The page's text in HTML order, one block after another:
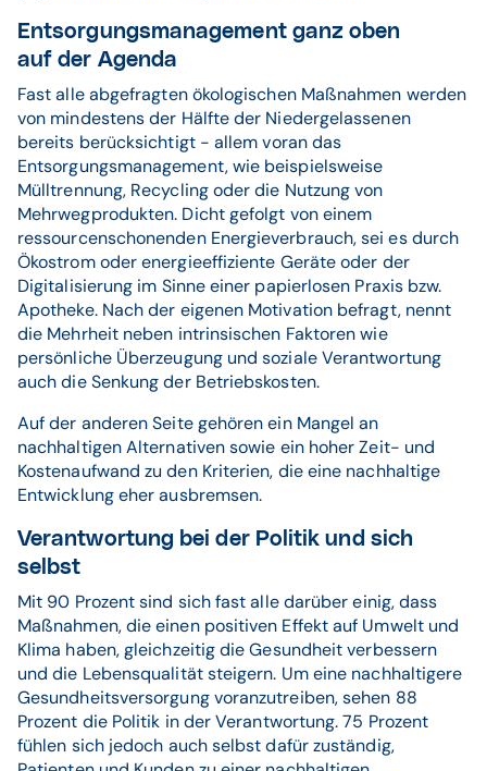
Entsorgungsmanagement ganz oben
auf der Agenda
Fast alle abgefragten ökologischen Maßnahmen werden
von mindestens der Hälfte der Niedergelassenen
bereits berücksichtigt - allem voran das
Entsorgungsmanagement, wie beispielsweise
Mülltrennung, Recycling oder die Nutzung von
Mehrwegprodukten. Dicht gefolgt von einem
ressourcenschonenden Energieverbrauch, sei es durch
Ökostrom oder energieeffiziente Geräte oder der
Digitalisierung im Sinne einer papierlosen Praxis bzw.
Apotheke. Nach der eigenen Motivation befragt, nennt
die Mehrheit neben intrinsischen Faktoren wie
persönliche Überzeugung und soziale Verantwortung
auch die Senkung der Betriebskosten.
Auf der anderen Seite gehören ein Mangel an
nachhaltigen Alternativen sowie ein hoher Zeit- und
Kostenaufwand zu den Kriterien, die eine nachhaltige
Entwicklung eher ausbremsen.
Verantwortung bei der Politik und sich
selbst
Mit 90 Prozent sind sich fast alle darüber einig, dass
Maßnahmen, die einen positiven Effekt auf Umwelt und
Klima haben, gleichzeitig die Gesundheit verbessern
und die Lebensqualität steigern. Um eine nachhaltigere
Gesundheitsversorgung voranzutreiben, sehen 88
Prozent die Politik in der Verantwortung. 75 Prozent
fühlen sich jedoch auch selbst dafür zuständig,